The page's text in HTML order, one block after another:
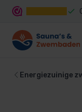
Energiezuinige